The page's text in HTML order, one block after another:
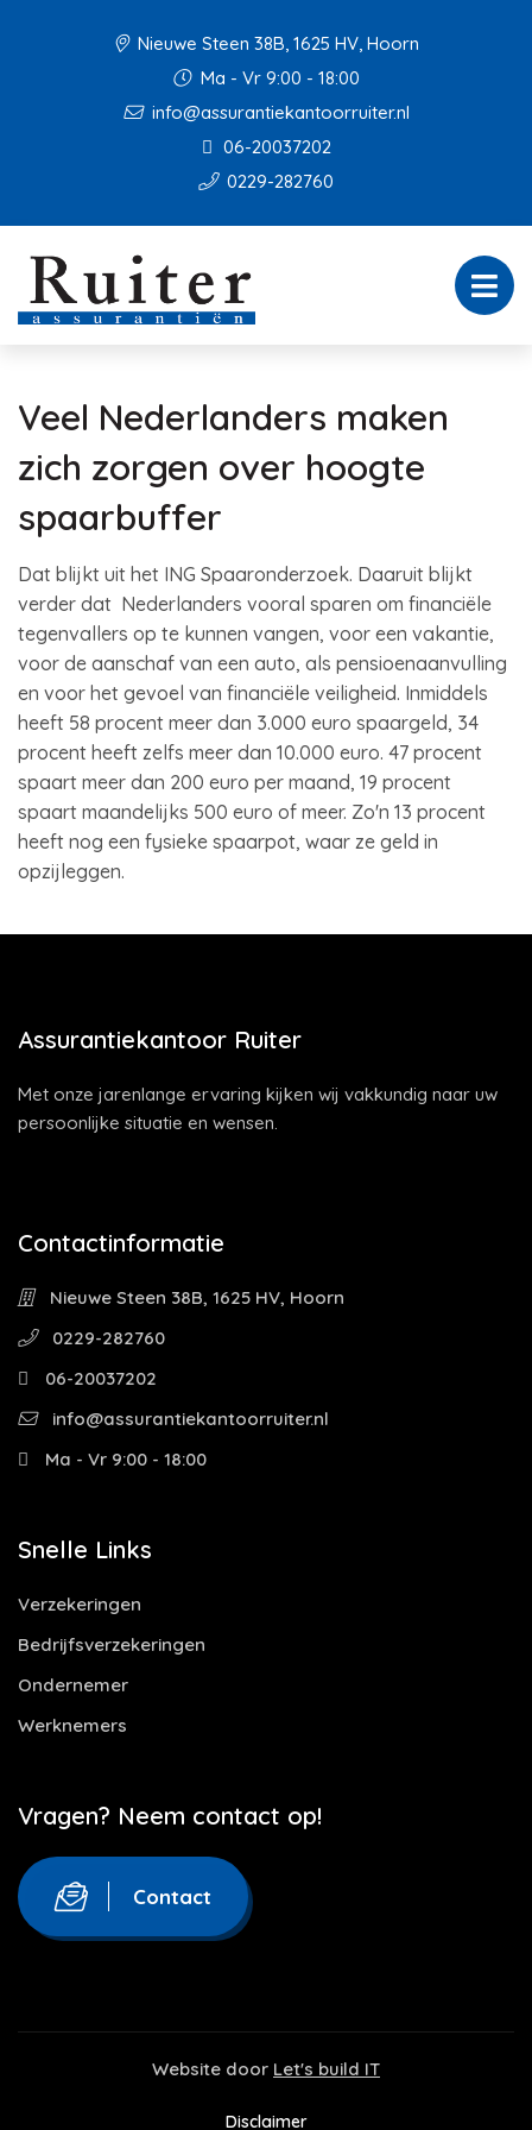
Nieuwe Steen 38B, 1625 HV, Hoorn
Ma - Vr 9:00 - 18:00
info@assurantiekantoorruiter.nl
06-20037202
0229-282760
Veel Nederlanders maken
zich zorgen over hoogte
spaarbuffer
Dat blijkt uit het ING Spaaronderzoek. Daaruit blijkt
verder dat Nederlanders vooral sparen om financiële
tegenvallers op te kunnen vangen, voor een vakantie,
voor de aanschaf van een auto, als pensioenaanvulling
en voor het gevoel van financiële veiligheid. Inmiddels
heeft 58 procent meer dan 3.000 euro spaargeld, 34
procent heeft zelfs meer dan 10.000 euro. 47 procent
spaart meer dan 200 euro per maand, 19 procent
spaart maandelijks 500 euro of meer. Zo'n 13 procent
heeft nog een fysieke spaarpot, waar ze geld in
opzijleggen.
Assurantiekantoor Ruiter
Met onze jarenlange ervaring kijken wij vakkundig naar uw
persoonlijke situatie en wensen.
Contactinformatie
Nieuwe Steen 38B, 1625 HV, Hoorn
0229-282760
06-20037202
info@assurantiekantoorruiter.nl
Ma - Vr 9:00 - 18:00
Snelle Links
Verzekeringen
Bedrijfsverzekeringen
Ondernemer
Werknemers
Vragen? Neem contact op!
Contact
Website door Let's build IT
Disclaimer